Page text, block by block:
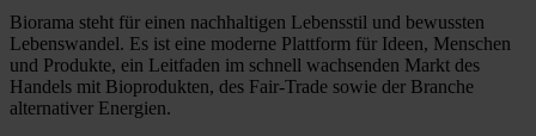
Biorama steht für einen nachhaltigen Lebensstil und bewussten
Lebenswandel. Es ist eine moderne Plattform für Ideen, Menschen
und Produkte, ein Leitfaden im schnell wachsenden Markt des
Handels mit Bioprodukten, des Fair-Trade sowie der Branche
alternativer Energien.